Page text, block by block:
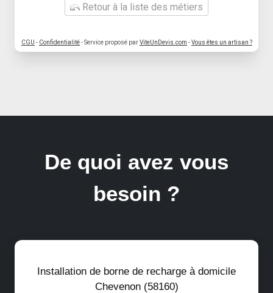
Retour à la liste des métiers
CGU - Confidentialité- Service proposé parViteUnDevis.com -Vous êtes un artisan ?
De quoi avez vous
besoin ?
Installation de borne de recharge à domicile
Chevenon (58160)